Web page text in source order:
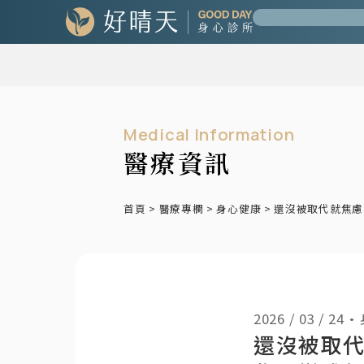
Medical Information
醫療資訊
首頁 > 醫療專欄 >身心健康 >還沒被取代就焦
2026 / 03 / 24•
還沒被取